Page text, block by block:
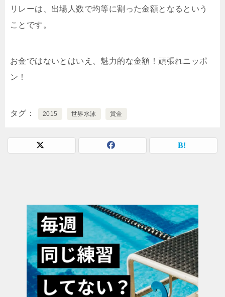
リレーは、出場人数で均等に割った金額となるという
ことです。
お金ではないとはいえ、魅力的な金額！頑張れニッポ
ン！
タグ 2015 世界水泳 賞金